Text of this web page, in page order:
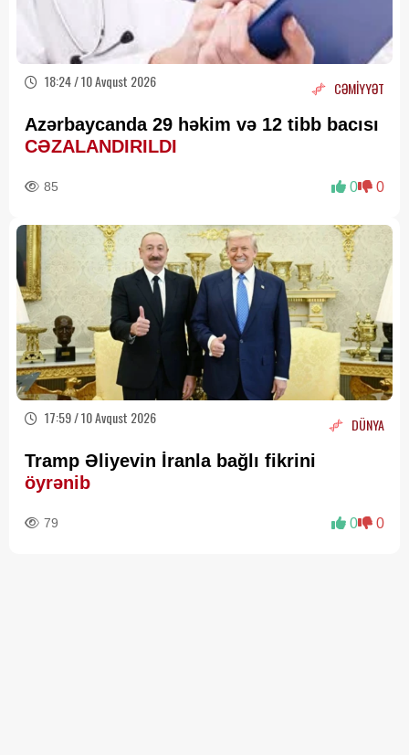
18:24 / 10 Avqust 2026 CƏMİYYƏT
Azərbaycanda 29 həkim və 12 tibb bacısı
CƏZALANDIRILDI
85 0 0
17:59 / 10 Avqust 2026 DÜNYA
Tramp Əliyevin İranla bağlı fikrini
öyrənib
79 0 0